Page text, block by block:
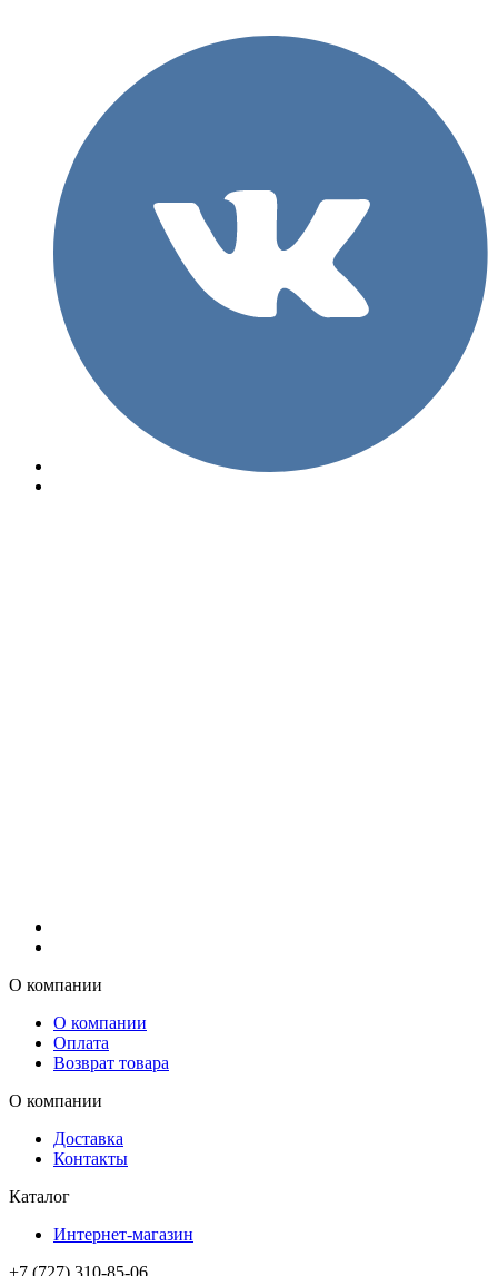
О компании
О компании
Оплата
Возврат товара
О компании
Доставка
Контакты
Каталог
Интернет-магазин
+7 (727) 310-85-06